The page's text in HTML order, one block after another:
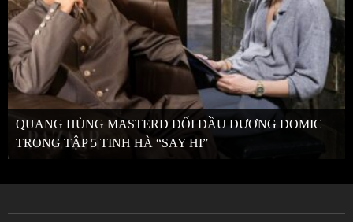
QUANG HÙNG MASTERD ĐỐI ĐẦU DƯƠNG DOMIC
TRONG TẬP 5 TINH HÀ “SAY HI”